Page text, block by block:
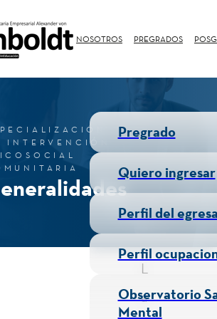
NOSOTROS PREGRADOS
INTERVENCIÓN
L
a
Pregrado
Quiero ingresar
Perfil del
Perfil
Observatorio
Mental